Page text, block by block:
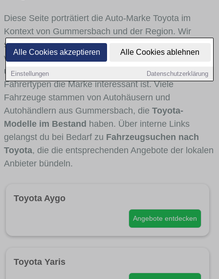
Alle Cookies akzeptieren Alle Cookies ablehnen
Einstellungen Datenschutzerklärung
Diese Seite porträtiert die Auto-Marke Toyota im
Kontext von Gummersbach und der Region. Wir
skizzieren, in welchen Fahrzeugklassen Toyota stark
vertreten ist, welche Modellreihen häufig im Stadt-
und Umlandverkehr zu sehen sind und für welche
Fahrertypen die Marke interessant ist. Viele
Fahrzeuge stammen von Autohäusern und
Autohändlern aus Gummersbach, die Toyota-
Modelle im Bestand haben. Über interne Links
gelangst du bei Bedarf zu Fahrzeugsuchen nach
Toyota, die die entsprechenden Angebote der lokalen
Anbieter bündeln.
Toyota Aygo
Angebote entdecken
Toyota Yaris